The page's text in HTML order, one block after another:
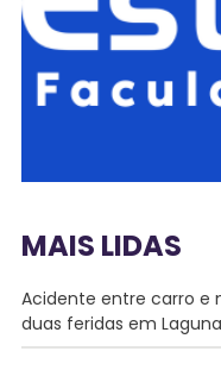
MAIS LIDAS
Acidente entre carro e
duas feridas em Laguna